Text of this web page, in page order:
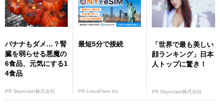
バナナもダメ…？腎
臓を弱らせる悪魔の
6食品、元気にする1
4食品
PR Skyrocket株式会社
最短5分で接続
PR LotusFlare Inc
「世界で最も美しい
顔ランキング」日本
人トップに驚き！
PR Skyrocket株式会社